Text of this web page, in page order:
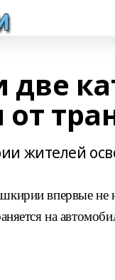
жителей
впервые не
на